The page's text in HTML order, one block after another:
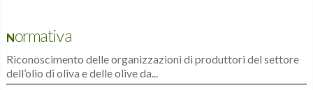
Normativa
Riconoscimento delle organizzazioni di produttori del settore
dell’olio di oliva e delle olive da...